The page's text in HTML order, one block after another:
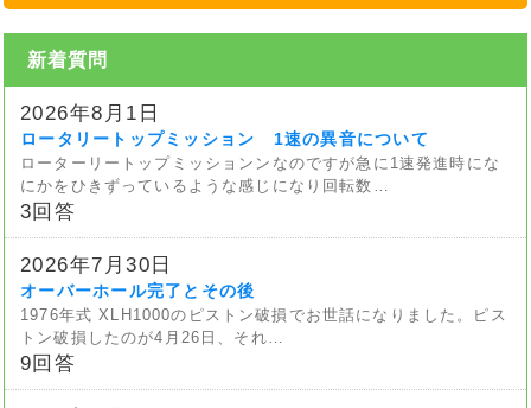
新着質問
2026年8月1日
ロータリートップミッション 1速の異音について
ローターリートップミッションンなのですが急に1速発進時にな
にかをひきずっているような感じになり回転数…
3回答
2026年7月30日
オーバーホール完了とその後
1976年式 XLH1000のピストン破損でお世話になりました。ピス
トン破損したのが4月26日、それ…
9回答